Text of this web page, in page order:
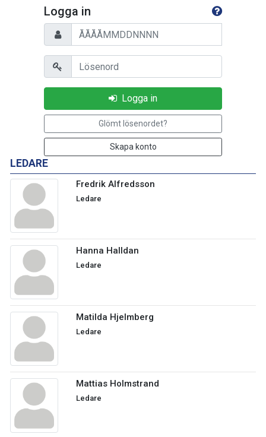
LEDARE
Fredrik Alfredsson
Ledare
Hanna Halldan
Ledare
Matilda Hjelmberg
Ledare
Mattias Holmstrand
Ledare
Logga in
Personnummer
Lösenord
Logga in
Glömt lösenordet?
Skapa konto